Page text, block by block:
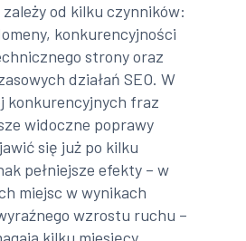
od kilku czynników:
konkurencyjności
strony oraz
działań SEO. W
konkurencyjnych fraz
widoczne poprawy
się już po kilku
pełniejsze efekty – w
miejsc w wynikach
wzrostu ruchu –